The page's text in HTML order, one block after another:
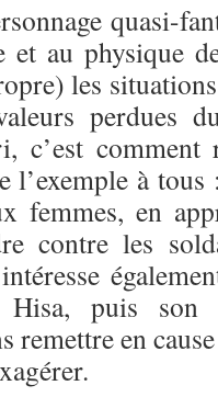
quasi-
et au physique
les
perdues
c’est
à
femmes, en
contre les
Hisa, puis son
remettre en